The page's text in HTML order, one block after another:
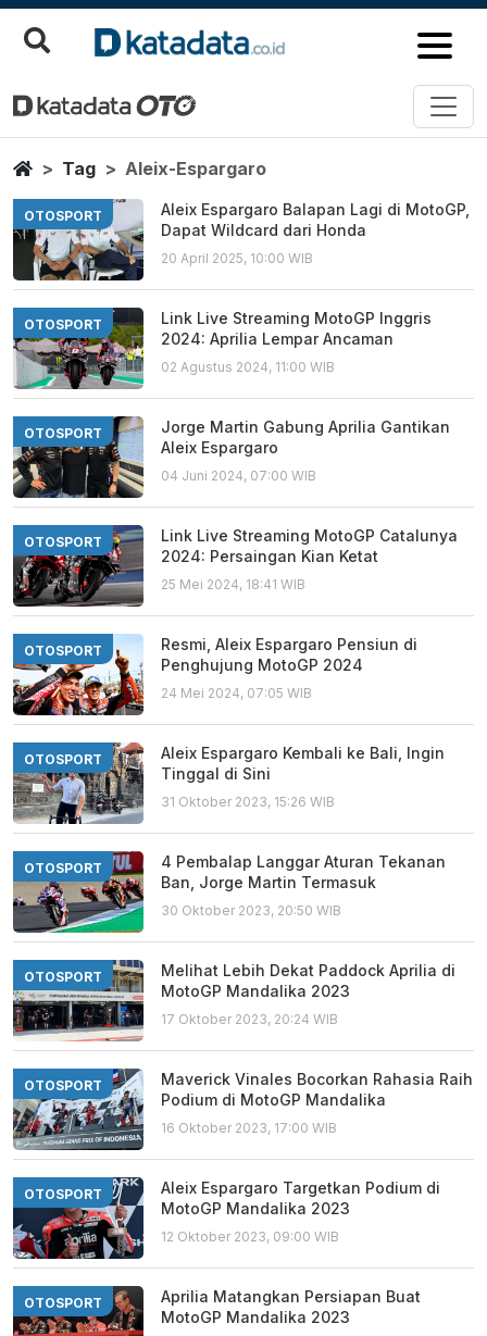
Aleix Espargaro
Berita Terbaru
HomeTag Aleix-Espargaro
OTOSPORT
Aleix Espargaro Balapan Lagi di MotoGP,
Dapat Wildcard dari Honda
20 April 2025, 10:00 WIB
OTOSPORT
Link Live Streaming MotoGP Inggris
2024: Aprilia Lempar Ancaman
02 Agustus 2024, 11:00 WIB
OTOSPORT
Jorge Martin Gabung Aprilia Gantikan
Aleix Espargaro
04 Juni 2024, 07:00 WIB
OTOSPORT
Link Live Streaming MotoGP Catalunya
2024: Persaingan Kian Ketat
25 Mei 2024, 18:41 WIB
OTOSPORT
Resmi, Aleix Espargaro Pensiun di
Penghujung MotoGP 2024
24 Mei 2024, 07:05 WIB
OTOSPORT
Aleix Espargaro Kembali ke Bali, Ingin
Tinggal di Sini
31 Oktober 2023, 15:26 WIB
OTOSPORT
4 Pembalap Langgar Aturan Tekanan
Ban, Jorge Martin Termasuk
30 Oktober 2023, 20:50 WIB
OTOSPORT
Melihat Lebih Dekat Paddock Aprilia di
MotoGP Mandalika 2023
17 Oktober 2023, 20:24 WIB
OTOSPORT
Maverick Vinales Bocorkan Rahasia Raih
Podium di MotoGP Mandalika
16 Oktober 2023, 17:00 WIB
OTOSPORT
Aleix Espargaro Targetkan Podium di
MotoGP Mandalika 2023
12 Oktober 2023, 09:00 WIB
OTOSPORT
Aprilia Matangkan Persiapan Buat
MotoGP Mandalika 2023